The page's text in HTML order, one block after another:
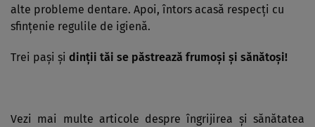
alte probleme dentare. Apoi, întors acasă respecţi cu
sfinţenie regulile de igienă.
Trei paşi şi dinţii tăi se păstrează frumoşi şi sănătoşi!
Vezi mai multe articole despre îngrijirea şi sănătatea